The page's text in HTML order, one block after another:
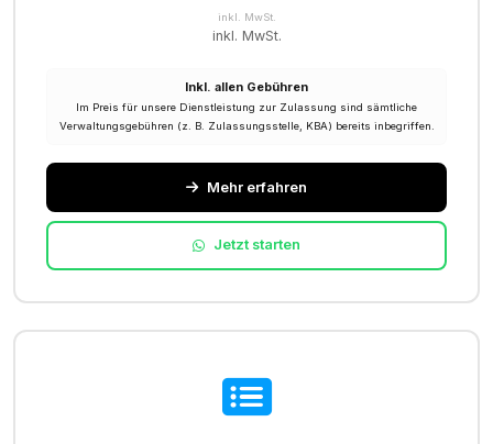
inkl. MwSt.
inkl. MwSt.
Inkl. allen Gebühren
Im Preis für unsere Dienstleistung zur Zulassung sind sämtliche
Verwaltungsgebühren (z. B. Zulassungsstelle, KBA) bereits inbegriffen.
Mehr erfahren
Jetzt starten